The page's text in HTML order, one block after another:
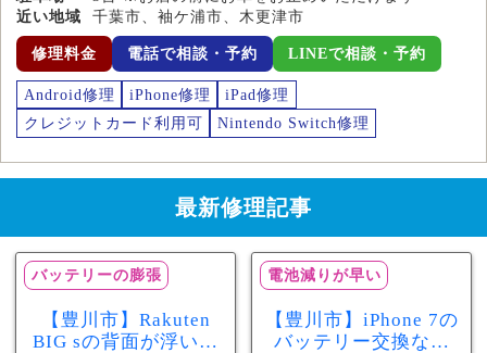
近い地域
千葉市、袖ケ浦市、木更津市
修理料金 電話で相談・予約 LINEで相談・予約
Android修理 iPhone修理
iPad修理
クレジットカード利用可
Nintendo Switch修理
最新修理記事
バッテリーの膨張
【豊川市】Rakuten
BIG sの背面が浮いて
電池減りが早い
【豊川市】iPhone 7の
バッテリー交換なら